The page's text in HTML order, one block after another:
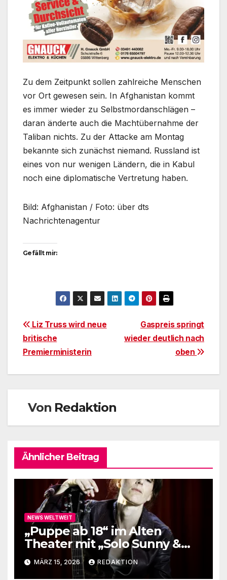
Zu dem Zeitpunkt sollen zahlreiche Menschen
vor Ort gewesen sein. In Afghanistan kommt
es immer wieder zu Selbstmordanschlägen –
daran änderte auch die Machtübernahme der
Taliban nichts. Zu der Attacke am Montag
bekannte sich zunächst niemand. Russland ist
eines von nur wenigen Ländern, die in Kabul
noch eine diplomatische Vertretung haben.
Bild: Afghanistan / Foto: über dts
Nachrichtenagentur
Gefällt mir:
BeitragsnavigationGaspreis springt
wieder deutlich nach
oben
Liz Truss wird neue
britische
Premierministerin
Von Redaktion
Ähnlicher Beitrag
NEWS WELTWEIT
„Puppe ab 18“ im Alten
Theater mit „Solo Sunny &
me“
MÄRZ 15, 2026 REDAKTION